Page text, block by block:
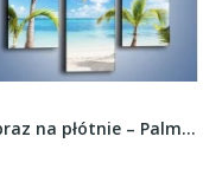
Obraz na płótnie – Palmy na pustej plaży –...